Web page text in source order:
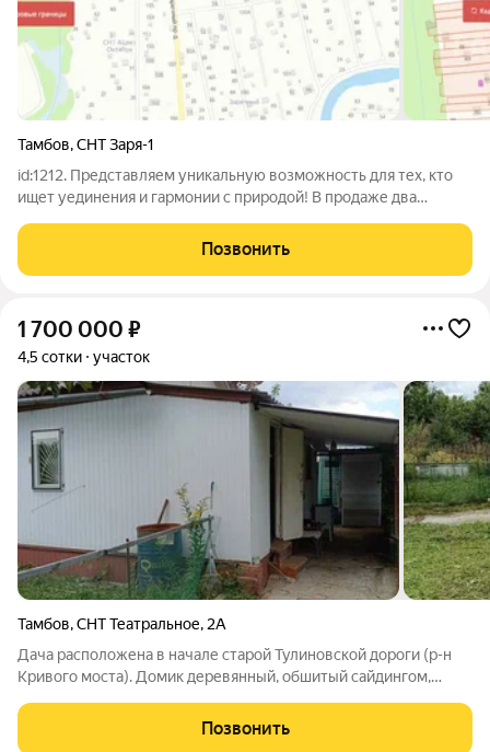
Тамбов,СНТ Заря-1
id:1212. Представляем уникальную возможность для тех, кто
ищет уединения и гармонии с природой! В продаже два
образующих вместе просторное владение в 9 соток. Общая
цена за этот прекрасный дуэт
Позвонить
1 700 000 ₽
4,5 сотки участок
Тамбов,СНТ Театральное, 2А
Дача расположена в начале старой Тулиновской дороги (р-н
Кривого моста). Домик деревянный, обшитый сайдингом,
душ, беседка, небольшая баня. Земля мягкая, не засиживалась
только последний год.
Позвонить